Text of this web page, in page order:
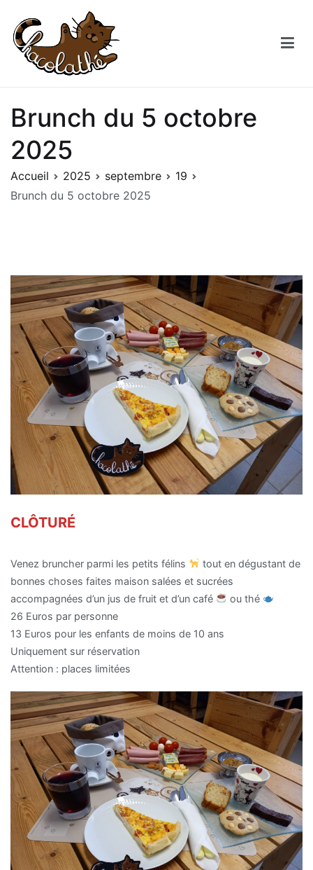
contenu
Brunch du 5 octobre
2025
Accueil 2025 septembre
19
Brunch du 5 octobre 2025
CLÔTURÉ
Venez bruncher parmi les petits félins
‍ tout en dégustant de
bonnes choses faites maison salées et sucrées
accompagnées d’un jus de fruit et d’un café
ou thé
26 Euros par personne
13 Euros pour les enfants de moins de 10 ans
Uniquement sur réservation
Attention : places limitées